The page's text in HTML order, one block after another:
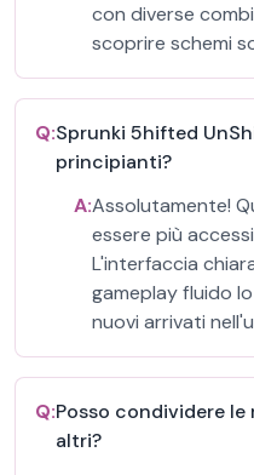
con diverse
scoprire schemi
Q:Sprunki 5hifted
principianti?
A:Assolutamente!
essere più
L'interfaccia
gameplay fluido
nuovi arrivati
Q:Posso condividere
altri?